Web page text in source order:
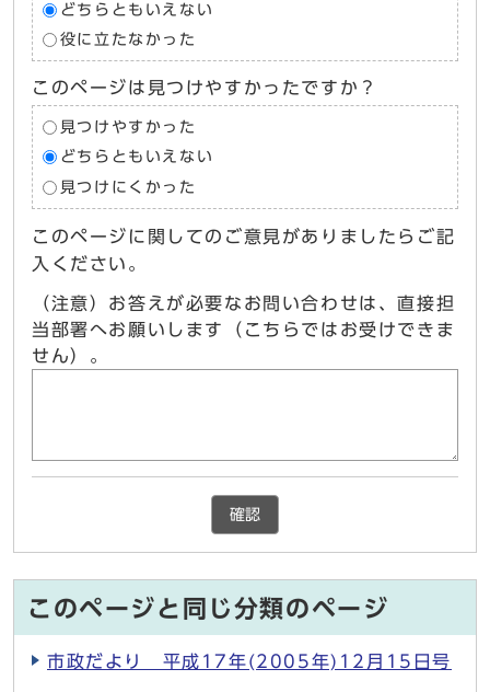
どちらともいえない
役に立たなかった
このページは見つけやすかったですか？
見つけやすかった
どちらともいえない
見つけにくかった
このページに関してのご意見がありましたらご記
入ください。
（注意）お答えが必要なお問い合わせは、直接担
当部署へお願いします（こちらではお受けできま
せん）。
確認
このページと同じ分類のページ
市政だより 平成17年(2005年)12月15日号